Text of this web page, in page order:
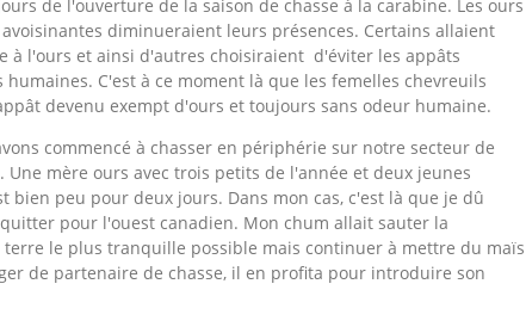
de l'ouverture de la saison de chasse à la carabine. Les ours
diminueraient leurs présences. Certains allaient
à l'ours et ainsi d'autres choisiraient d'éviter les appâts
C'est à ce moment là que les femelles chevreuils
devenu exempt d'ours et toujours sans odeur humaine.
commencé à chasser en périphérie sur notre secteur de
mère ours avec trois petits de l'année et deux jeunes
peu pour deux jours. Dans mon cas, c'est là que je dû
pour l'ouest canadien. Mon chum allait sauter la
le plus tranquille possible mais continuer à mettre du maïs
de partenaire de chasse, il en profita pour introduire son